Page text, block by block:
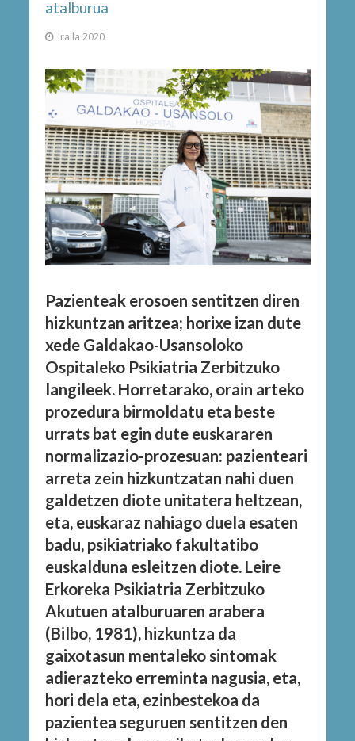
atalburua
Iraila 2020
Pazienteak erosoen sentitzen diren
hizkuntzan aritzea; horixe izan dute
xede Galdakao-Usansoloko
Ospitaleko Psikiatria Zerbitzuko
langileek. Horretarako, orain arteko
prozedura birmoldatu eta beste
urrats bat egin dute euskararen
normalizazio-prozesuan: pazienteari
arreta zein hizkuntzatan nahi duen
galdetzen diote unitatera heltzean,
eta, euskaraz nahiago duela esaten
badu, psikiatriako fakultatibo
euskalduna esleitzen diote. Leire
Erkoreka Psikiatria Zerbitzuko
Akutuen atalburuaren arabera
(Bilbo, 1981), hizkuntza da
gaixotasun mentaleko sintomak
adierazteko erreminta nagusia, eta,
hori dela eta, ezinbestekoa da
pazientea seguruen sentitzen den